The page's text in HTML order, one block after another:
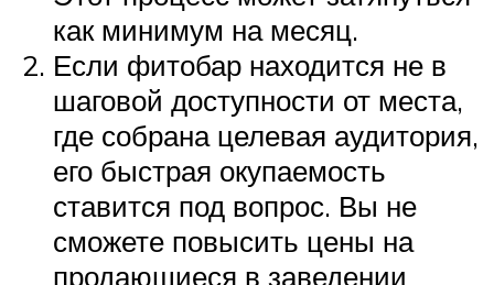
как минимум на месяц.
Если фитобар находится не в
шаговой доступности от места,
где собрана целевая аудитория,
его быстрая окупаемость
ставится под вопрос. Вы не
сможете повысить цены на
продающиеся в заведении